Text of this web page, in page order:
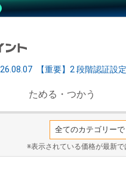
【重要】2 段階認証設
ためる・つかう
※表示されている価格が最新